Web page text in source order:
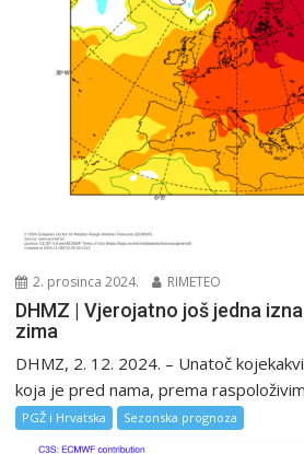
2. prosinca 2024. RIMETEO
DHMZ | Vjerojatno još jedna
zima
DHMZ, 2. 12. 2024. – Unatoč
koja je pred nama, prema
PGŽ i Hrvatska Sezonska prognoza